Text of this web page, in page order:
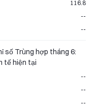
116.8
--
--
số Trùng hợp tháng 6:
tế hiện tại
--
--
--